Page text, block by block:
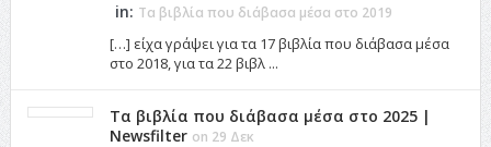
in: Τα βιβλία που διάβασα μέσα στο 2019
[…] είχα γράψει για τα 17 βιβλία που διάβασα μέσα
στο 2018, για τα 22 βιβλ ...
Τα βιβλία που διάβασα μέσα στο 2025 |
Newsfilter on 29 Δεκ